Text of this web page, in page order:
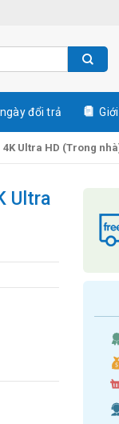
đổi trả
Ultra HD (Trong
Ultra